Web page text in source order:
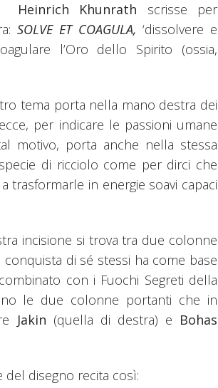
Heinrich Khunrath scrisse per
SOLVE ET COAGULA,‘dissolvere e
l’Oro dello Spirito (ossia,
tema porta nella mano destra dei
per indicare le passioni umane
motivo, porta anche nella stessa
di ricciolo come per dirci che
trasformarle in energie soavi capaci
incisione si trova tra due colonne
di sé stessi ha come base
con i Fuochi Segreti della
le due colonne portanti che in
Jakin (quella di destra) e Bohas
disegno recita così: